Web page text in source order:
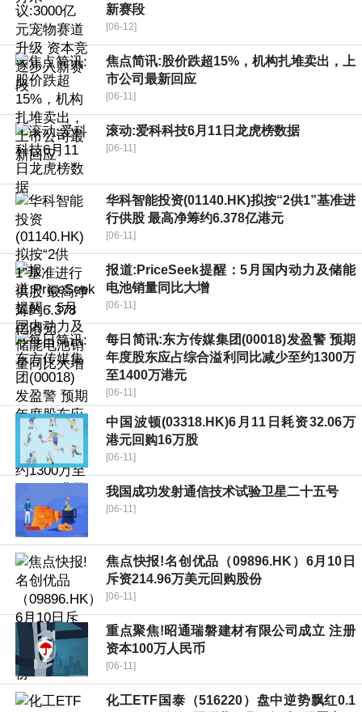
新赛段
[06-12]
焦点简讯:股价跌超15%，机构扎堆卖出，上
市公司最新回应
[06-11]
滚动:爱科科技6月11日龙虎榜数据
[06-11]
华科智能投资(01140.HK)拟按“2供1”基准进
行供股 最高净筹约6.378亿港元
[06-11]
报道:PriceSeek提醒：5月国内动力及储能
电池销量同比大增
[06-11]
每日简讯:东方传媒集团(00018)发盈警 预期
年度股东应占综合溢利同比减少至约1300万
至1400万港元
[06-11]
中国波顿(03318.HK)6月11日耗资32.06万
港元回购16万股
[06-11]
我国成功发射通信技术试验卫星二十五号
[06-11]
焦点快报!名创优品（09896.HK）6月10日
斥资214.96万美元回购股份
[06-11]
重点聚焦!昭通瑞磐建材有限公司成立 注册
资本100万人民币
[06-11]
化工ETF国泰（516220）盘中逆势飘红0.1